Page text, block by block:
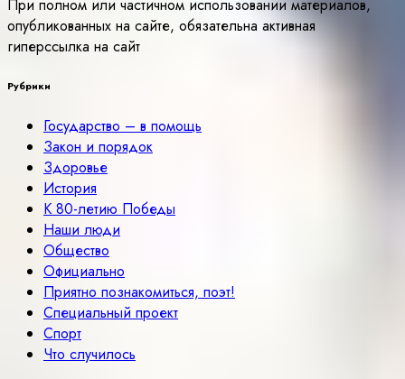
При полном или частичном использовании материалов,
опубликованных на сайте, обязательна активная
гиперссылка на сайт
Рубрики
Государство – в помощь
Закон и порядок
Здоровье
История
К 80-летию Победы
Наши люди
Общество
Официально
Приятно познакомиться, поэт!
Специальный проект
Спорт
Что случилось